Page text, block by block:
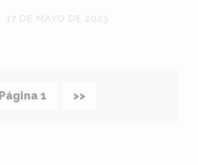
17 DE MAYO DE 2023
Página 1 >>